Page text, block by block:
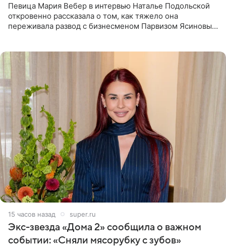
Певица Мария Вебер в интервью Наталье Подольской
откровенно рассказала о том, как тяжело она
переживала развод с бизнесменом Парвизом Ясиновым.
15 часов назад super.ru
Экс-звезда «Дома 2» сообщила о важном
событии: «Сняли мясорубку с зубов»